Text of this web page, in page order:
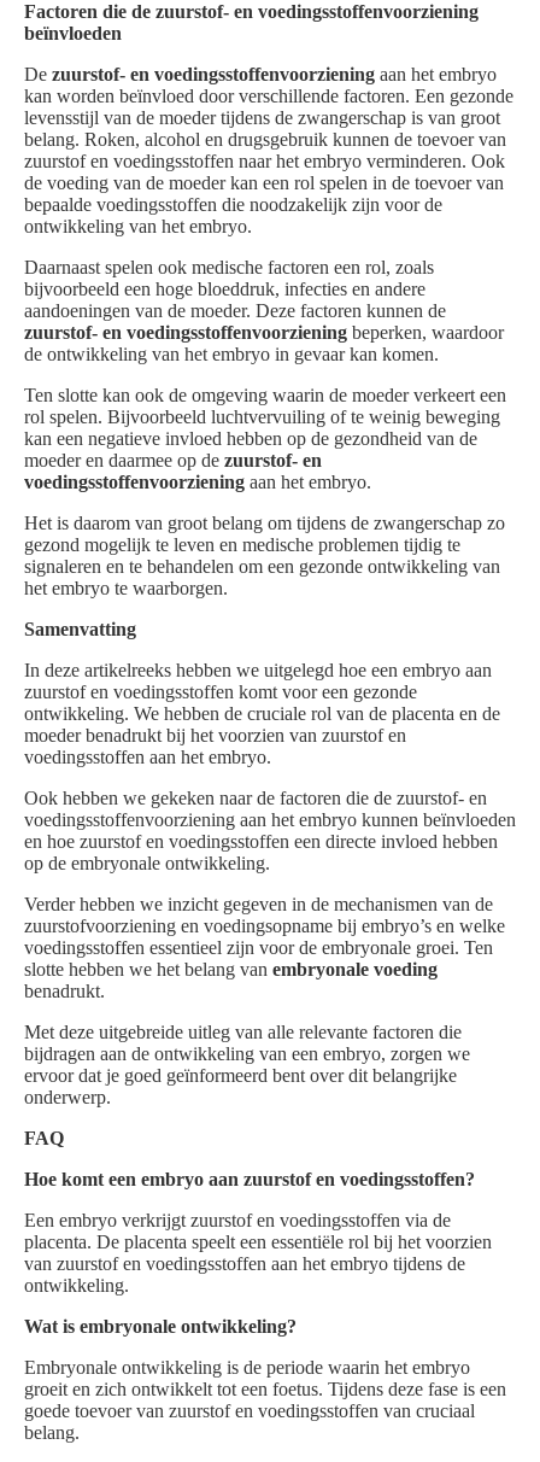
Factoren die de zuurstof- en voedingsstoffenvoorziening
beïnvloeden
De zuurstof- en voedingsstoffenvoorziening aan het embryo
kan worden beïnvloed door verschillende factoren. Een gezonde
levensstijl van de moeder tijdens de zwangerschap is van groot
belang. Roken, alcohol en drugsgebruik kunnen de toevoer van
zuurstof en voedingsstoffen naar het embryo verminderen. Ook
de voeding van de moeder kan een rol spelen in de toevoer van
bepaalde voedingsstoffen die noodzakelijk zijn voor de
ontwikkeling van het embryo.
Daarnaast spelen ook medische factoren een rol, zoals
bijvoorbeeld een hoge bloeddruk, infecties en andere
aandoeningen van de moeder. Deze factoren kunnen de
zuurstof- en voedingsstoffenvoorziening beperken, waardoor
de ontwikkeling van het embryo in gevaar kan komen.
Ten slotte kan ook de omgeving waarin de moeder verkeert een
rol spelen. Bijvoorbeeld luchtvervuiling of te weinig beweging
kan een negatieve invloed hebben op de gezondheid van de
moeder en daarmee op de zuurstof- en
voedingsstoffenvoorziening aan het embryo.
Het is daarom van groot belang om tijdens de zwangerschap zo
gezond mogelijk te leven en medische problemen tijdig te
signaleren en te behandelen om een gezonde ontwikkeling van
het embryo te waarborgen.
Samenvatting
In deze artikelreeks hebben we uitgelegd hoe een embryo aan
zuurstof en voedingsstoffen komt voor een gezonde
ontwikkeling. We hebben de cruciale rol van de placenta en de
moeder benadrukt bij het voorzien van zuurstof en
voedingsstoffen aan het embryo.
Ook hebben we gekeken naar de factoren die de zuurstof- en
voedingsstoffenvoorziening aan het embryo kunnen beïnvloeden
en hoe zuurstof en voedingsstoffen een directe invloed hebben
op de embryonale ontwikkeling.
Verder hebben we inzicht gegeven in de mechanismen van de
zuurstofvoorziening en voedingsopname bij embryo’s en welke
voedingsstoffen essentieel zijn voor de embryonale groei. Ten
slotte hebben we het belang van embryonale voeding
benadrukt.
Met deze uitgebreide uitleg van alle relevante factoren die
bijdragen aan de ontwikkeling van een embryo, zorgen we
ervoor dat je goed geïnformeerd bent over dit belangrijke
onderwerp.
FAQ
Hoe komt een embryo aan zuurstof en voedingsstoffen?
Een embryo verkrijgt zuurstof en voedingsstoffen via de
placenta. De placenta speelt een essentiële rol bij het voorzien
van zuurstof en voedingsstoffen aan het embryo tijdens de
ontwikkeling.
Wat is embryonale ontwikkeling?
Embryonale ontwikkeling is de periode waarin het embryo
groeit en zich ontwikkelt tot een foetus. Tijdens deze fase is een
goede toevoer van zuurstof en voedingsstoffen van cruciaal
belang.